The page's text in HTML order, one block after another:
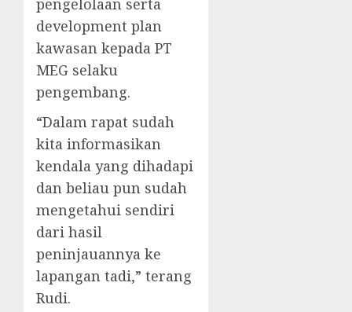
pengelolaan serta
development plan
kawasan kepada PT
MEG selaku
pengembang.
“Dalam rapat sudah
kita informasikan
kendala yang dihadapi
dan beliau pun sudah
mengetahui sendiri
dari hasil
peninjauannya ke
lapangan tadi,” terang
Rudi.